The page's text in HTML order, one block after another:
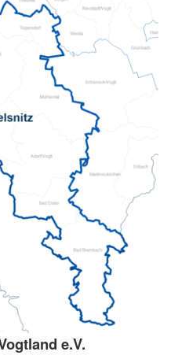
e.V.